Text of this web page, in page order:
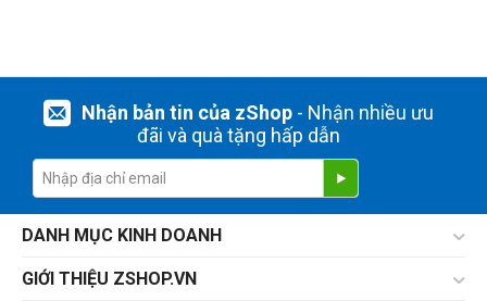
Nhận bản tin của zShop- Nhận nhiều ưu
đãi và quà tặng hấp dẫn
DANH MỤC KINH DOANH
GIỚI THIỆU ZSHOP.VN